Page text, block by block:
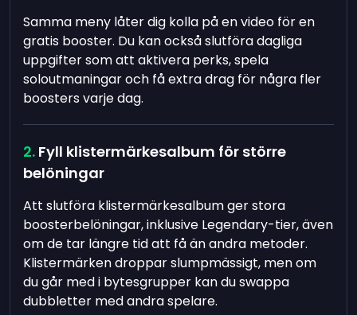
Samma meny låter dig kolla på en video för en
gratis booster. Du kan också slutföra dagliga
uppgifter som att aktivera perks, spela
soloutmaningar och få extra drag för några fler
boosters varje dag.
Fyll klistermärkesalbum för större
belöningar
Att slutföra klistermärkesalbum ger stora
boosterbelöningar, inklusive Legendary-tier, även
om de tar längre tid att få än andra metoder.
Klistermärken droppar slumpmässigt, men om
du går med i bytesgrupper kan du swappa
dubbletter med andra spelare.